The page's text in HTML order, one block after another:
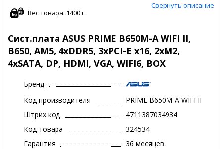
Свернуть описание
Вес товара: 1400 г
Сист.плата ASUS PRIME B650M-A WIFI II,
B650, AM5, 4xDDR5, 3xPCI-E x16, 2xM2,
4xSATA, DP, HDMI, VGA, WIFI6, BOX
Бренд
Код производителя
PRIME B650M-A WIFI II
Штрих код
4711387034934
Код товара
324534
Гарантия
36 месяцев